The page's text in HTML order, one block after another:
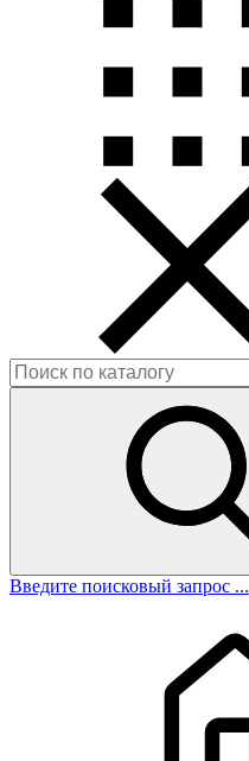
Введите поисковый запрос ...